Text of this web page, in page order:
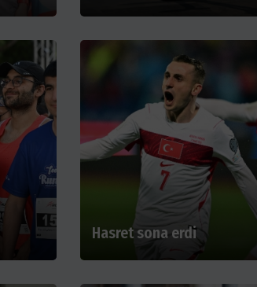
Hasret sona erdi